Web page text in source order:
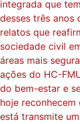
integrada que
desses três anos
relatos que
sociedade civil
áreas mais
ações do HC-
do bem-estar e
hoje
está transmite